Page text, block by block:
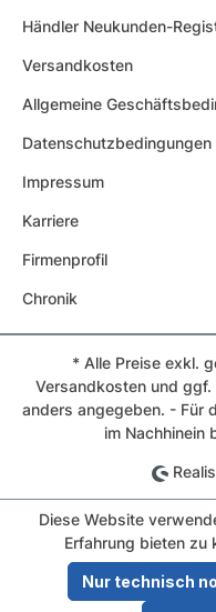
Händler Neukunden-
Versandkosten
Allgemeine
Datenschutzbedingungen
Impressum
Karriere
Firmenprofil
Chronik
* Alle Preise exkl.
Versandkosten und
anders angegeben. - Für
im Nachhinein
Diese Website
Erfahrung bieten zu
Nur technisch